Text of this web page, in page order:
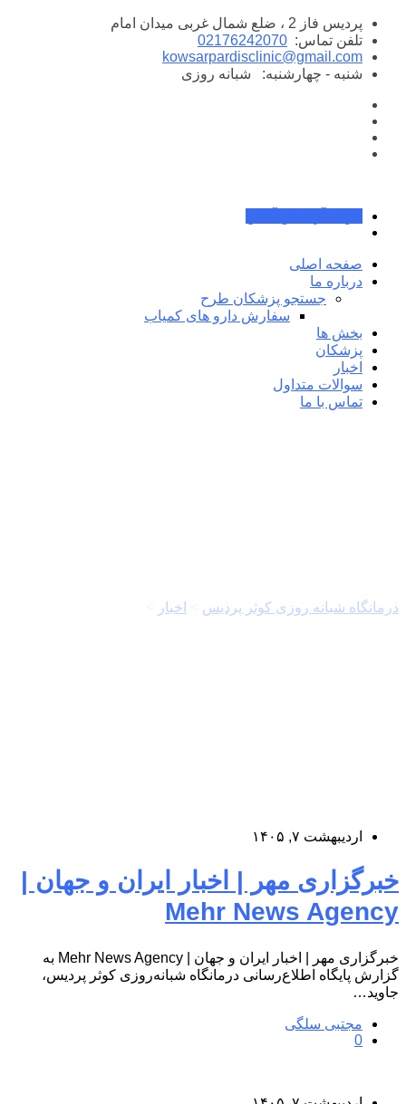
پرش
محتوا
پردیس فاز 2 ، ضلع شمال غربی میدان امام
تلفن تماس: 02176242070
kowsarpardisclinic@gmail.com
شنبه - چهارشنبه:
شبانه روزی
صفحه اصلی
درباره ما
جستجو پزشکان طرح
سفارش دارو های کمیاب
بخش ها
پزشکان
اخبار
سوالات متداول
تماس با ما
درمانگاه شبانه روزی کوثر پردیس اخبار
اردیبهشت ۷, ۱۴۰۵
خبرگزاری مهر | اخبار ایران و جهان |
Mehr News Agency
خبرگزاری مهر | اخبار ایران و جهان | Mehr News Agency به
گزارش پایگاه اطلاع‌رسانی درمانگاه شبانه‌روزی کوثر پردیس،
جاوید…
مجتبی سلگی
0